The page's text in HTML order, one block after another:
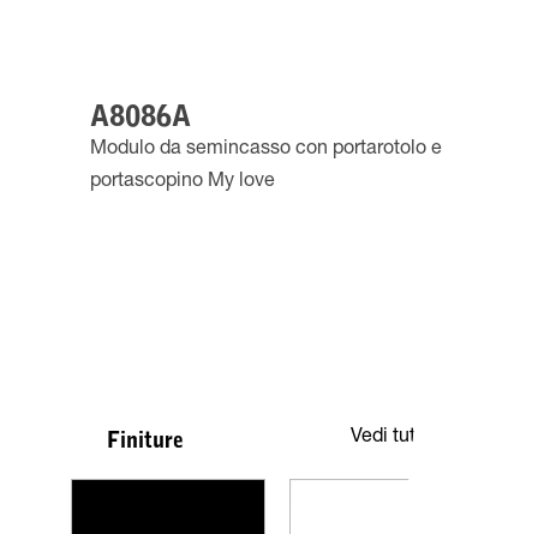
A8086A
Modulo da semincasso con portarotolo e
portascopino My love
Finiture Vedi tutte